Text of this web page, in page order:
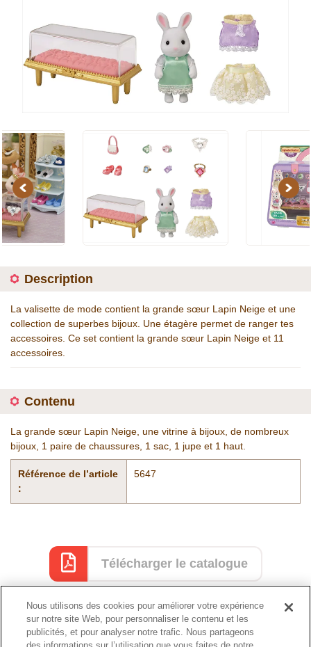
Previous Next
Description
La valisette de mode contient la grande sœur Lapin Neige et une
collection de superbes bijoux. Une étagère permet de ranger tes
accessoires. Ce set contient la grande sœur Lapin Neige et 11
accessoires.
Contenu
La grande sœur Lapin Neige, une vitrine à bijoux, de nombreux
bijoux, 1 paire de chaussures, 1 sac, 1 jupe et 1 haut.
Référence de l’article
:
5647
Télécharger le catalogue
Catalogue
Nous utilisons des cookies pour améliorer votre expérience
sur notre site Web, pour personnaliser le contenu et les
publicités, et pour analyser notre trafic. Nous partageons